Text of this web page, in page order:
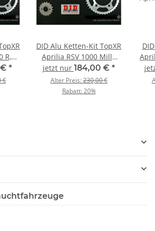
R,
€ *
€
DID Alu Ketten-Kit TopXR
Aprilia RSV 1000 Mille
R,SL,SP Bj. 98-03
jetzt nur 184,00 € *
Alter Preis:230,00 €
Rabatt:20%